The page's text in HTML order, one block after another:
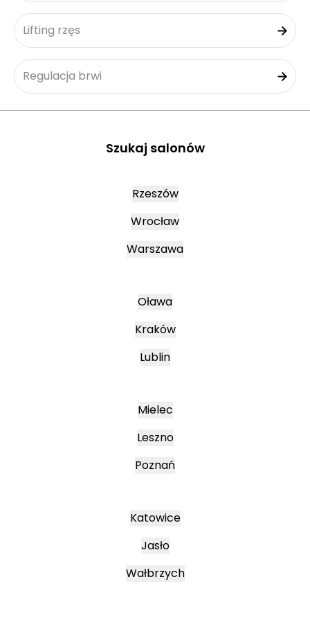
Lifting rzęs
Regulacja brwi
Szukaj salonów
Rzeszów
Wrocław
Warszawa
Oława
Kraków
Lublin
Mielec
Leszno
Poznań
Katowice
Jasło
Wałbrzych